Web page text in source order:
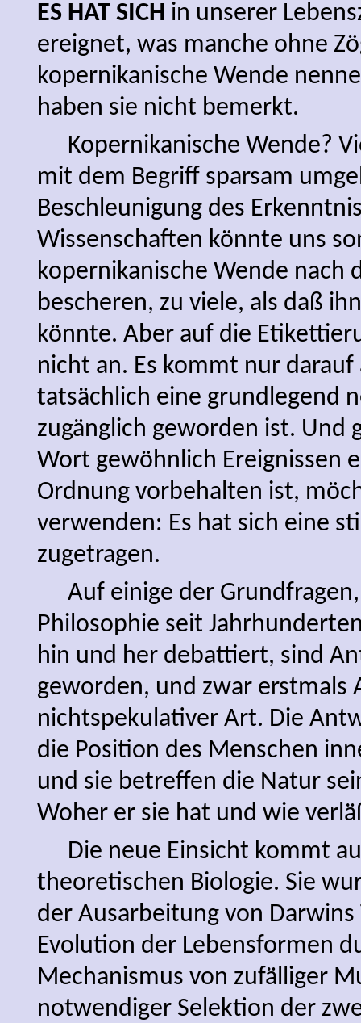
ES HAT SICH in unserer
ereignet, was manche ohne
kopernikanische Wende
haben sie nicht bemerkt.
Kopernikanische Wende?
mit dem Begriff sparsam
Beschleunigung des
Wissenschaften könnte uns
kopernikanische Wende nach
bescheren, zu viele, als daß
könnte. Aber auf die
nicht an. Es kommt nur darauf
tatsächlich eine grundlegend
zugänglich geworden ist. Und
Wort gewöhnlich Ereignissen
Ordnung vorbehalten ist,
verwenden: Es hat sich eine
zugetragen.
Auf einige der
Philosophie seit
hin und her debattiert, sind
geworden, und zwar erstmals
nichtspekulativer Art. Die
die Position des Menschen
und sie betreffen die Natur
Woher er sie hat und wie
Die neue Einsicht kommt
theoretischen Biologie. Sie
der Ausarbeitung von
Evolution der Lebensformen
Mechanismus von zufälliger
notwendiger Selektion der